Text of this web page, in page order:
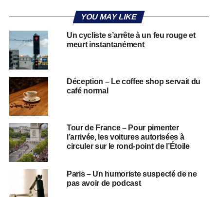
YOU MAY LIKE
Un cycliste s’arrête à un feu rouge et
meurt instantanément
Déception – Le coffee shop servait du
café normal
Tour de France – Pour pimenter
l’arrivée, les voitures autorisées à
circuler sur le rond-point de l’Étoile
Paris – Un humoriste suspecté de ne
pas avoir de podcast